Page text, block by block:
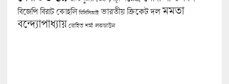
বিজেপি বিরাট কোহলি বিসিসিআই ভারতীয় ক্রিকেট দল মমতা
বন্দ্যোপাধ্যায় রোহিত শর্মা লকডাউন